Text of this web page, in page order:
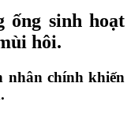
ống sinh hoạt
hôi.
nhân chính khiến